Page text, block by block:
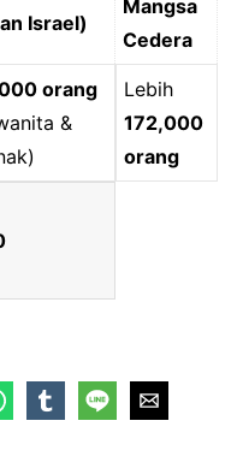
Israel)
Mangsa
Cedera
orang
&
Lebih
172,000
orang